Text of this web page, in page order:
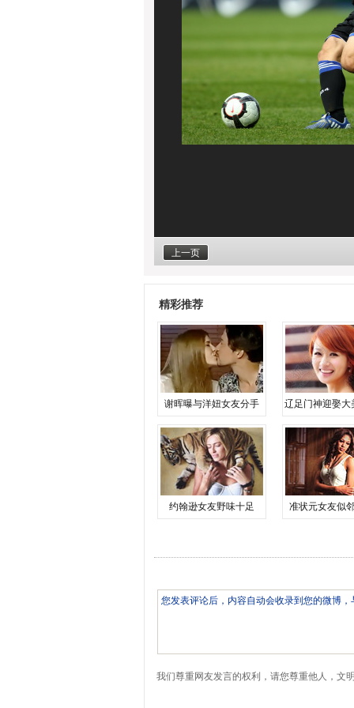
上一页
精彩推荐
谢晖曝与洋妞女友分手 辽足门神迎娶大
约翰逊女友野味十足 准状元女友似
我们尊重网友发言的权利，请您尊重他人，文